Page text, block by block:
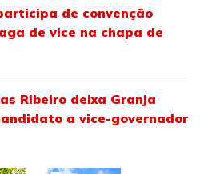
de convenção
de vice na chapa de
Ribeiro deixa Granja
a vice-governador